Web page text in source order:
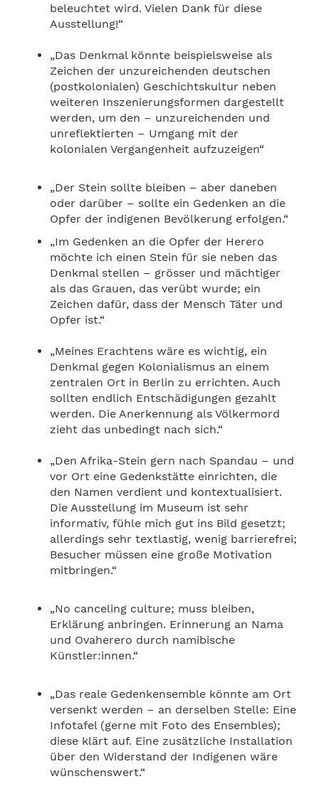
beleuchtet wird. Vielen Dank für diese
Ausstellung!“
„Das Denkmal könnte beispielsweise als
Zeichen der unzureichenden deutschen
(postkolonialen) Geschichtskultur neben
weiteren Inszenierungsformen dargestellt
werden, um den – unzureichenden und
unreflektierten – Umgang mit der
kolonialen Vergangenheit aufzuzeigen“
„Der Stein sollte bleiben – aber daneben
oder darüber – sollte ein Gedenken an die
Opfer der indigenen Bevölkerung erfolgen.“
„Im Gedenken an die Opfer der Herero
möchte ich einen Stein für sie neben das
Denkmal stellen – grösser und mächtiger
als das Grauen, das verübt wurde; ein
Zeichen dafür, dass der Mensch Täter und
Opfer ist.“
„Meines Erachtens wäre es wichtig, ein
Denkmal gegen Kolonialismus an einem
zentralen Ort in Berlin zu errichten. Auch
sollten endlich Entschädigungen gezahlt
werden. Die Anerkennung als Völkermord
zieht das unbedingt nach sich.“
„Den Afrika-Stein gern nach Spandau – und
vor Ort eine Gedenkstätte einrichten, die
den Namen verdient und kontextualisiert.
Die Ausstellung im Museum ist sehr
informativ, fühle mich gut ins Bild gesetzt;
allerdings sehr textlastig, wenig barrierefrei;
Besucher müssen eine große Motivation
mitbringen.“
„No canceling culture; muss bleiben,
Erklärung anbringen. Erinnerung an Nama
und Ovaherero durch namibische
Künstler:innen.“
„Das reale Gedenkensemble könnte am Ort
versenkt werden – an derselben Stelle: Eine
Infotafel (gerne mit Foto des Ensembles);
diese klärt auf. Eine zusätzliche Installation
über den Widerstand der Indigenen wäre
wünschenswert.“